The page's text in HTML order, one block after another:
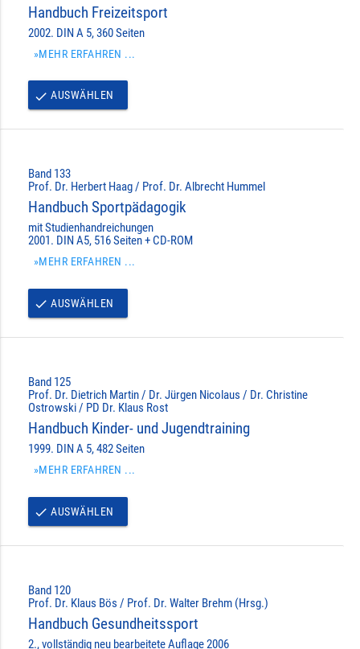
Handbuch Freizeitsport
2002. DIN A 5, 360 Seiten
»MEHR ERFAHREN ...
done AUSWÄHLEN
Band 133
Prof. Dr. Herbert Haag / Prof. Dr. Albrecht Hummel
Handbuch Sportpädagogik
mit Studienhandreichungen
2001. DIN A5, 516 Seiten + CD-ROM
»MEHR ERFAHREN ...
done AUSWÄHLEN
Band 125
Prof. Dr. Dietrich Martin / Dr. Jürgen Nicolaus / Dr. Christine
Ostrowski / PD Dr. Klaus Rost
Handbuch Kinder- und Jugendtraining
1999. DIN A 5, 482 Seiten
»MEHR ERFAHREN ...
done AUSWÄHLEN
Band 120
Prof. Dr. Klaus Bös / Prof. Dr. Walter Brehm (Hrsg.)
Handbuch Gesundheitssport
2., vollständig neu bearbeitete Auflage 2006